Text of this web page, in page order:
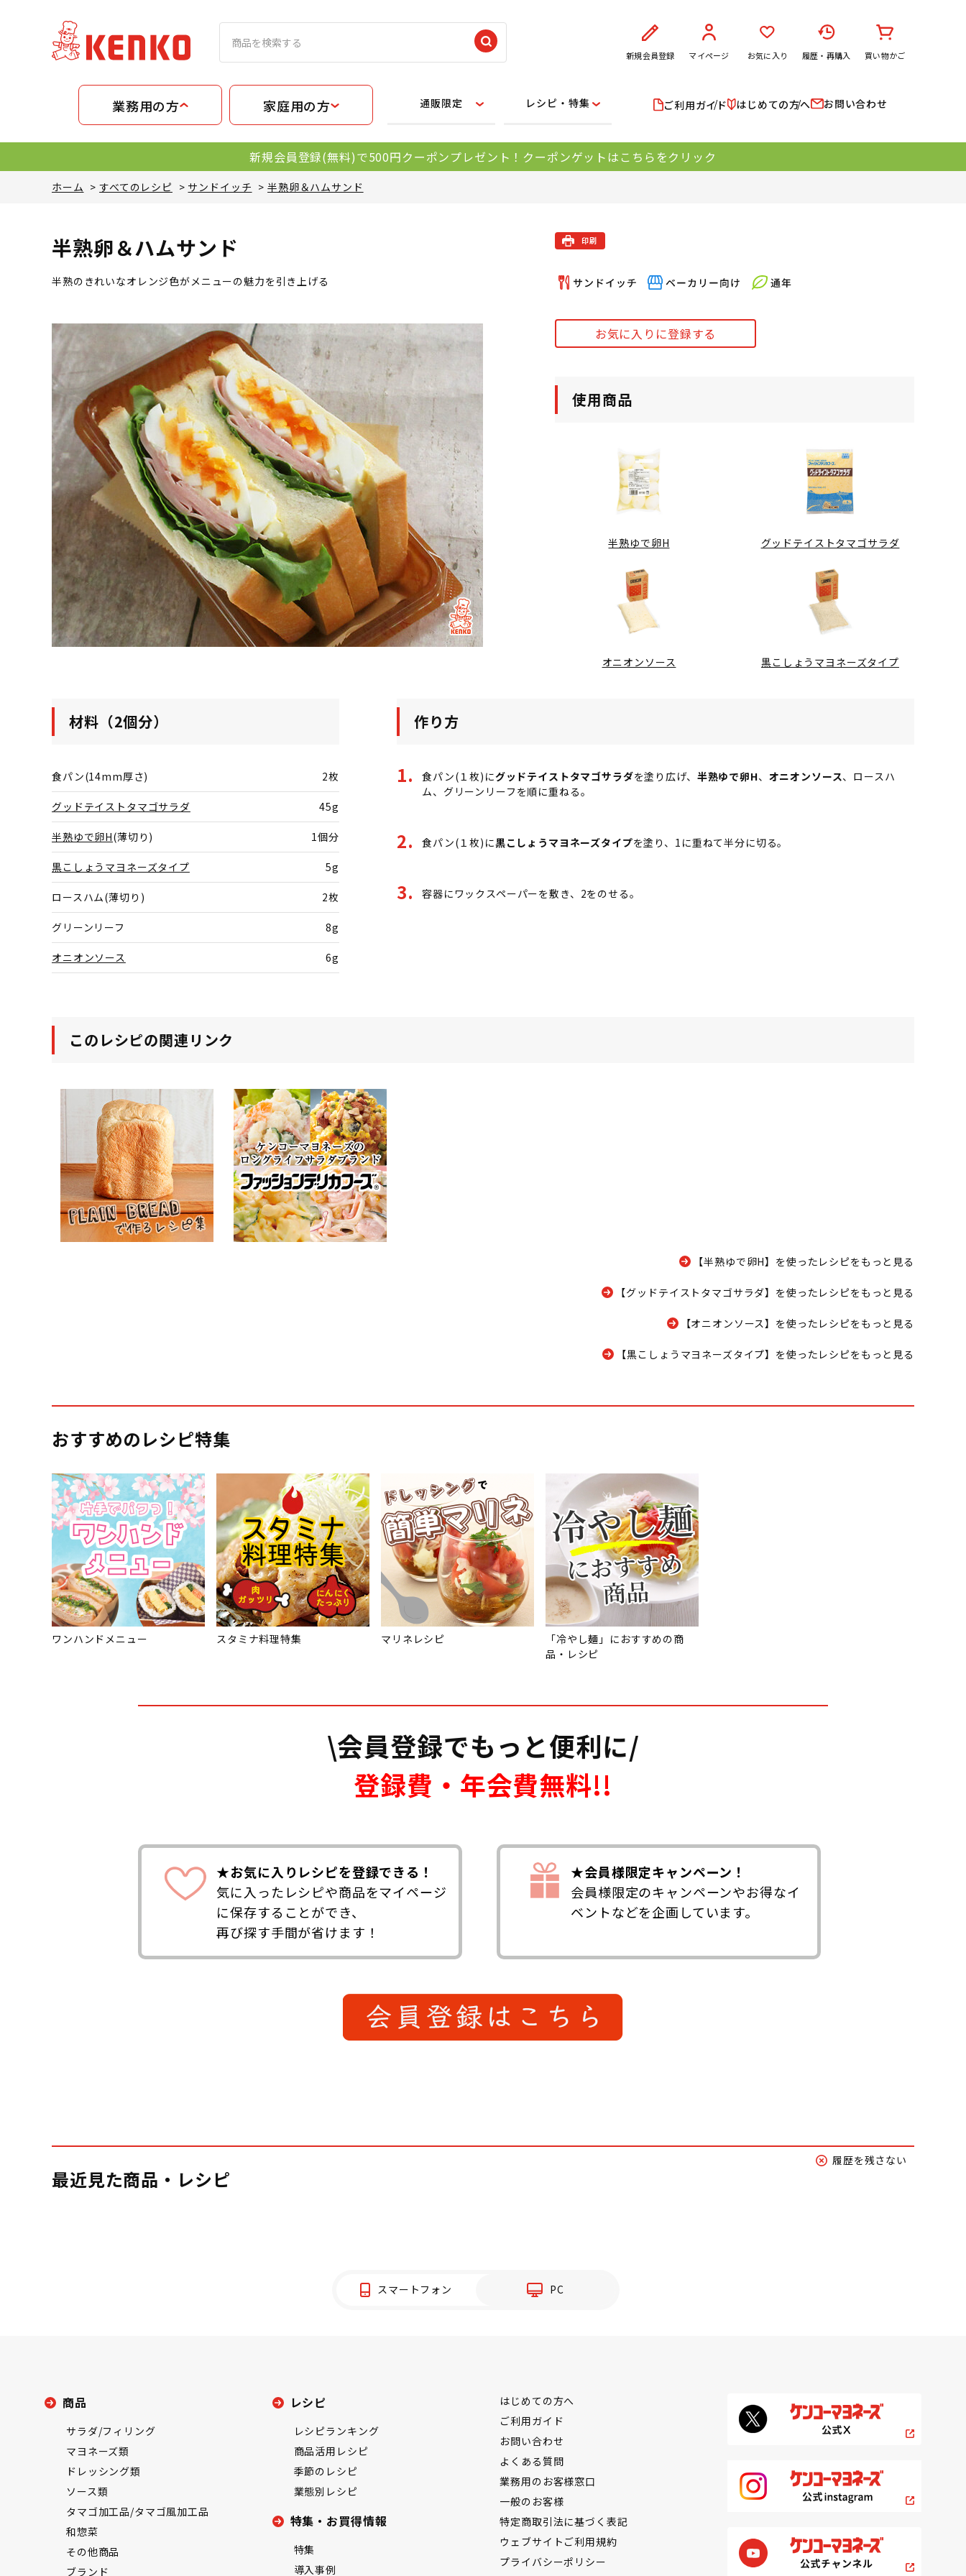
新規会員登録 マイページ お気に入り 履歴・再購入 買い物かご
業務用の方 家庭用の方 通販限定 レシピ・特集 ご利用ガイド はじめての方へ お問い合わせ
新規会員登録(無料)で500円クーポンプレゼント！クーポンゲットはこちらをクリック
ホーム >すべてのレシピ > サンドイッチ >半熟卵＆ハムサンド
半熟卵＆ハムサンド
半熟のきれいなオレンジ色がメニューの魅力を引き上げる
お気に入りに登録する
使用商品
半熟ゆで卵H グッドテイストタマゴサラダ
オニオンソース 黒こしょうマヨネーズタイプ
材料（2個分）
食パン(14mm厚さ) 2枚
グッドテイストタマゴサラダ 45g
半熟ゆで卵H(薄切り) 1個分
黒こしょうマヨネーズタイプ 5g
ロースハム(薄切り) 2枚
グリーンリーフ 8g
オニオンソース 6g
作り方
食パン(１枚)にグッドテイストタマゴサラダを塗り広げ、 半熟ゆで卵H、 オニオンソース、ロースハ
ム、グリーンリーフを順に重ねる。
食パン(１枚)に黒こしょうマヨネーズタイプを塗り、1に重ねて半分に切る。
容器にワックスペーパーを敷き、2をのせる。
このレシピの関連リンク
【半熟ゆで卵H】を使ったレシピをもっと見る
【グッドテイストタマゴサラダ】を使ったレシピをもっと見る
【オニオンソース】を使ったレシピをもっと見る
【黒こしょうマヨネーズタイプ】を使ったレシピをもっと見る
おすすめのレシピ特集
ワンハンドメニュー スタミナ料理特集 マリネレシピ
「冷やし麺」におすすめの商
品・レシピ
\会員登録でもっと便利に/
登録費・年会費無料!!
★お気に入りレシピを登録できる！
気に入ったレシピや商品をマイページ
に保存することができ、
再び探す手間が省けます！
★会員様限定キャンペーン！
会員様限定のキャンペーンやお得なイ
ベントなどを企画しています。
最近見た商品・レシピ
履歴を残さない
スマートフォン PC
商品
サラダ/フィリング
マヨネーズ類
ドレッシング類
ソース類
タマゴ加工品/タマゴ風加工品
和惣菜
その他商品
ブランド
レシピ
レシピランキング
商品活用レシピ
季節のレシピ
業態別レシピ
特集・お買得情報
特集
導入事例
はじめての方へ
ご利用ガイド
お問い合わせ
よくある質問
業務用のお客様窓口
一般のお客様
特定商取引法に基づく表記
ウェブサイトご利用規約
プライバシーポリシー